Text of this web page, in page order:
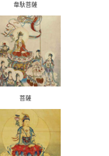
韋馱菩薩
菩薩